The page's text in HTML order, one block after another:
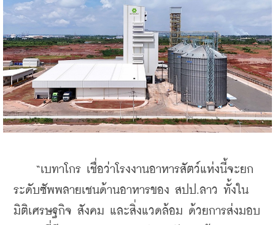
“เบทาโกร เชื่อว่าโรงงานอาหารสัตว์แห่งนี้จะยก
ระดับซัพพลายเชนด้านอาหารของ สปป.ลาว ทั้งใน
มิติเศรษฐกิจ สังคม และสิ่งแวดล้อม ด้วยการส่งมอบ